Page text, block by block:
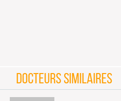
DOCTEURS SIMILAIRES